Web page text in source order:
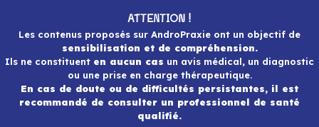
ATTENTION !
Les contenus proposés sur AndroPraxie ont un objectif de
sensibilisation et de compréhension.
Ils ne constituent en aucun cas un avis médical, un diagnostic
ou une prise en charge thérapeutique.
En cas de doute ou de difficultés persistantes, il est
recommandé de consulter un professionnel de santé
qualifié.